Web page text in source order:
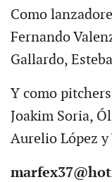
Como
Fernando
Gallardo,
Y como
Joakim Soria,
Aurelio López